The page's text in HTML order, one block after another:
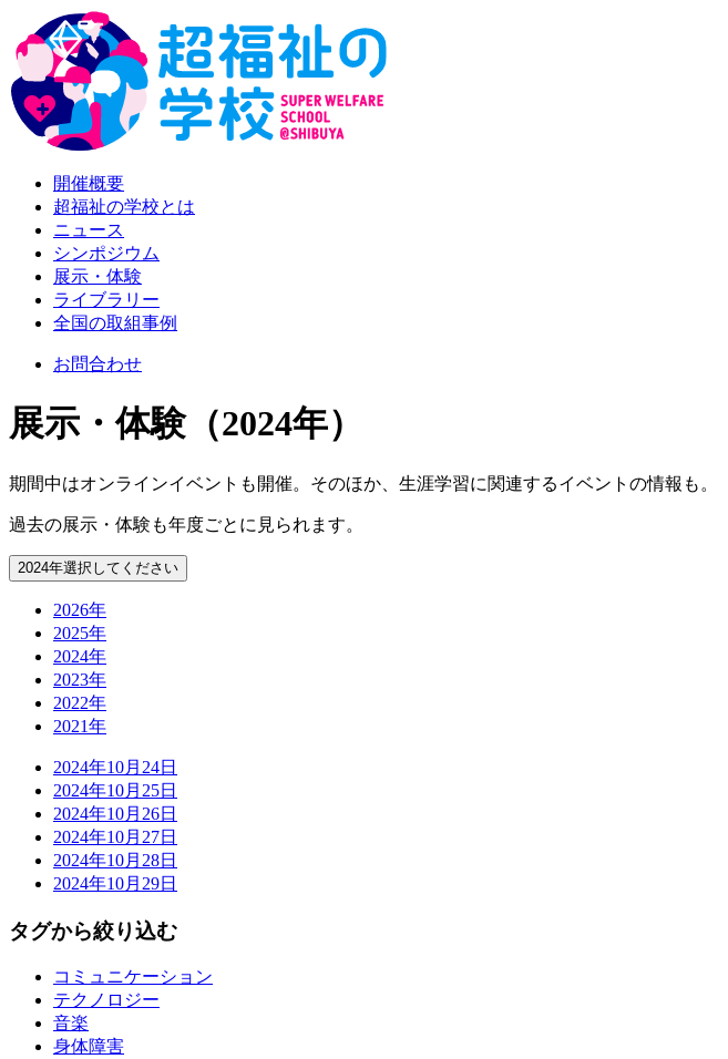
開催概要
超福祉の学校とは
ニュース
シンポジウム
展示・体験
ライブラリー
全国の取組事例
お問合わせ
展示・体験（2024年）
期間中はオンラインイベントも開催。そのほか、生涯学習に関連するイベントの情報も。
過去の展示・体験も年度ごとに見られます。
2024年選択してください
2026年
2025年
2024年
2023年
2022年
2021年
2024年10月24日
2024年10月25日
2024年10月26日
2024年10月27日
2024年10月28日
2024年10月29日
タグから絞り込む
コミュニケーション
テクノロジー
音楽
身体障害